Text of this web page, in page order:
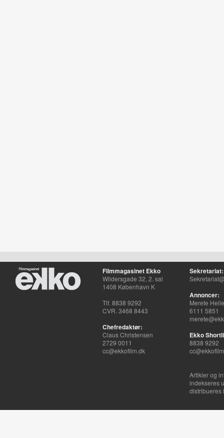
Filmmagasinet Ekko
Wildersgade 32, 2. sal
1408 København K
Tlf. 8838 9292
CVR. 3468 8443
Chefredaktør:
Claus Christensen
2729 0011
cc@ekkofilm.dk
Sekretariat:
Annoncer:
Merete
6111 5851
Ekko
8838 9292
Artikler og
indekseres
distribueres